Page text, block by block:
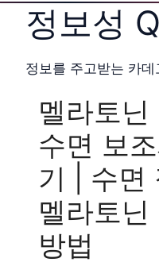
정보성
정보를 주고받는 카
멜라토닌
수면 보
기 | 수면
멜라토닌
방법